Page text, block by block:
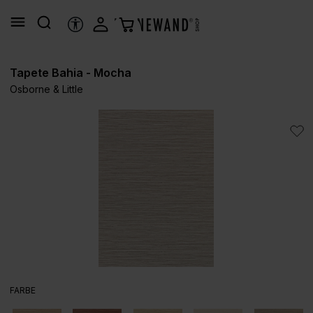
springen
HILFSTOOLS
Tapete Bahia - Mocha
Osborne & Little
FARBE